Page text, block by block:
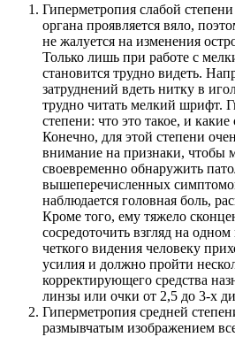
Гиперметропия слабой
органа проявляется вяло,
не жалуется на изменения
Только лишь при работе с
становится трудно видеть.
затруднений вдеть нитку в
трудно читать мелкий шрифт.
степени: что это такое, и
Конечно, для этой степени
внимание на признаки, чтобы
своевременно обнаружить
вышеперечисленных
наблюдается головная боль,
Кроме того, ему тяжело
сосредоточить взгляд на
четкого видения человеку
усилия и должно пройти
корректирующего средства
линзы или очки от 2,5 до 3-х
Гиперметропия средней
размывчатым изображением